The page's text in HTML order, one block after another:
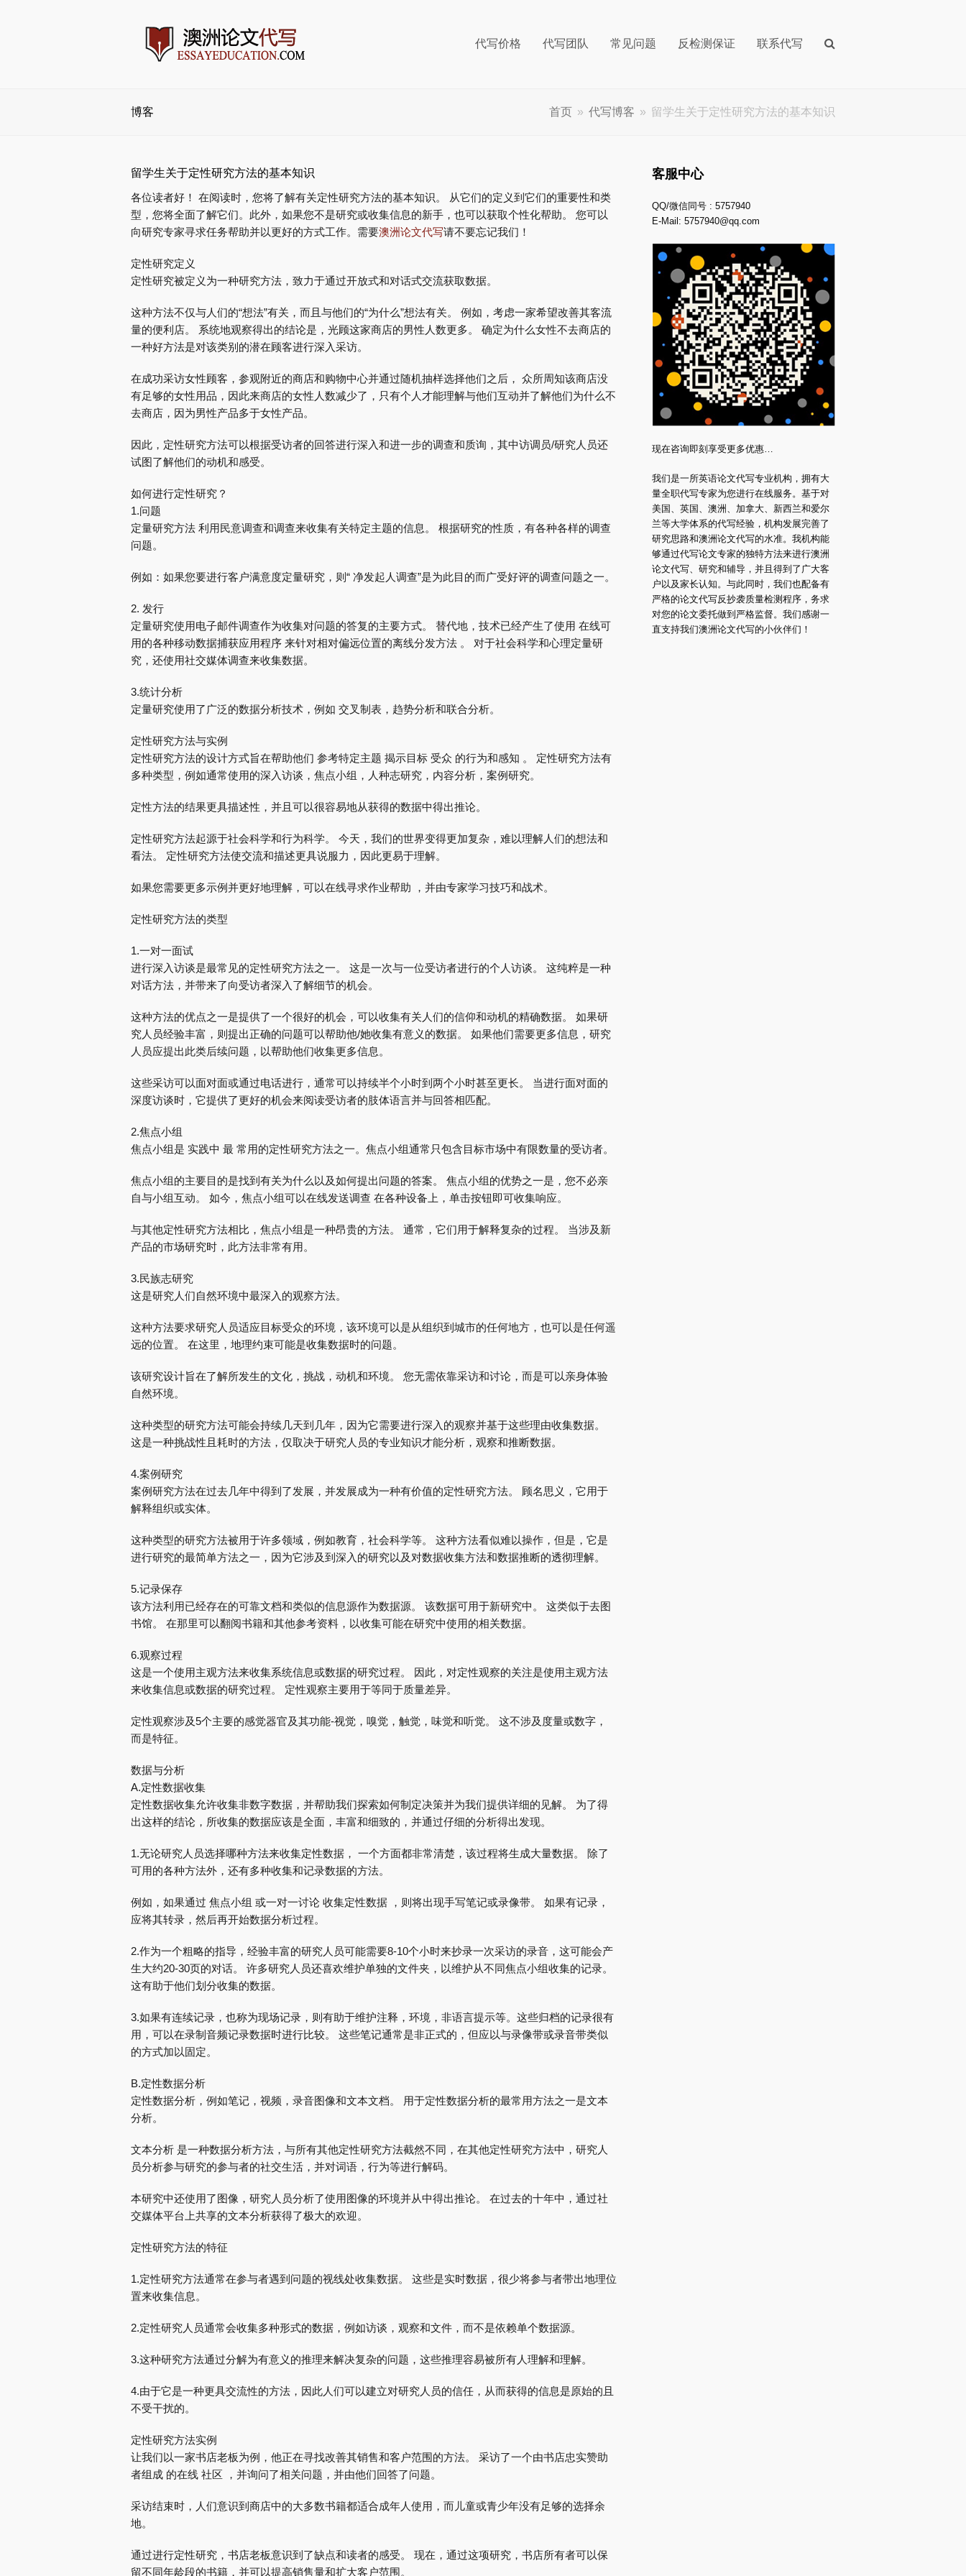
代写价格 代写团队 常见问题 反检测保证 联系代写
博客 首页 » 代写博客 » 留学生关于定性研究方法的基本知识
留学生关于定性研究方法的基本知识
各位读者好！ 在阅读时，您将了解有关定性研究方法的基本知识。 从它们的定义到它们的重要性和类
型，您将全面了解它们。此外，如果您不是研究或收集信息的新手，也可以获取个性化帮助。 您可以
向研究专家寻求任务帮助并以更好的方式工作。需要澳洲论文代写请不要忘记我们！
定性研究定义
定性研究被定义为一种研究方法，致力于通过开放式和对话式交流获取数据。
这种方法不仅与人们的“想法”有关，而且与他们的“为什么”想法有关。 例如，考虑一家希望改善其客流
量的便利店。 系统地观察得出的结论是，光顾这家商店的男性人数更多。 确定为什么女性不去商店的
一种好方法是对该类别的潜在顾客进行深入采访。
在成功采访女性顾客，参观附近的商店和购物中心并通过随机抽样选择他们之后， 众所周知该商店没
有足够的女性用品，因此来商店的女性人数减少了，只有个人才能理解与他们互动并了解他们为什么不
去商店，因为男性产品多于女性产品。
因此，定性研究方法可以根据受访者的回答进行深入和进一步的调查和质询，其中访调员/研究人员还
试图了解他们的动机和感受。
如何进行定性研究？
1.问题
定量研究方法 利用民意调查和调查来收集有关特定主题的信息。 根据研究的性质，有各种各样的调查
问题。
例如：如果您要进行客户满意度定量研究，则“ 净发起人调查”是为此目的而广受好评的调查问题之一。
2. 发行
定量研究使用电子邮件调查作为收集对问题的答复的主要方式。 替代地，技术已经产生了使用 在线可
用的各种移动数据捕获应用程序 来针对相对偏远位置的离线分发方法 。 对于社会科学和心理定量研
究，还使用社交媒体调查来收集数据。
3.统计分析
定量研究使用了广泛的数据分析技术，例如 交叉制表，趋势分析和联合分析。
定性研究方法与实例
定性研究方法的设计方式旨在帮助他们 参考特定主题 揭示目标 受众 的行为和感知 。 定性研究方法有
多种类型，例如通常使用的深入访谈，焦点小组，人种志研究，内容分析，案例研究。
定性方法的结果更具描述性，并且可以很容易地从获得的数据中得出推论。
定性研究方法起源于社会科学和行为科学。 今天，我们的世界变得更加复杂，难以理解人们的想法和
看法。 定性研究方法使交流和描述更具说服力，因此更易于理解。
如果您需要更多示例并更好地理解，可以在线寻求作业帮助 ，并由专家学习技巧和战术。
定性研究方法的类型
1.一对一面试
进行深入访谈是最常见的定性研究方法之一。 这是一次与一位受访者进行的个人访谈。 这纯粹是一种
对话方法，并带来了向受访者深入了解细节的机会。
这种方法的优点之一是提供了一个很好的机会，可以收集有关人们的信仰和动机的精确数据。 如果研
究人员经验丰富，则提出正确的问题可以帮助他/她收集有意义的数据。 如果他们需要更多信息，研究
人员应提出此类后续问题，以帮助他们收集更多信息。
这些采访可以面对面或通过电话进行，通常可以持续半个小时到两个小时甚至更长。 当进行面对面的
深度访谈时，它提供了更好的机会来阅读受访者的肢体语言并与回答相匹配。
2.焦点小组
焦点小组是 实践中 最 常用的定性研究方法之一。焦点小组通常只包含目标市场中有限数量的受访者。
焦点小组的主要目的是找到有关为什么以及如何提出问题的答案。 焦点小组的优势之一是，您不必亲
自与小组互动。 如今，焦点小组可以在线发送调查 在各种设备上，单击按钮即可收集响应。
与其他定性研究方法相比，焦点小组是一种昂贵的方法。 通常，它们用于解释复杂的过程。 当涉及新
产品的市场研究时，此方法非常有用。
3.民族志研究
这是研究人们自然环境中最深入的观察方法。
这种方法要求研究人员适应目标受众的环境，该环境可以是从组织到城市的任何地方，也可以是任何遥
远的位置。 在这里，地理约束可能是收集数据时的问题。
该研究设计旨在了解所发生的文化，挑战，动机和环境。 您无需依靠采访和讨论，而是可以亲身体验
自然环境。
这种类型的研究方法可能会持续几天到几年，因为它需要进行深入的观察并基于这些理由收集数据。
这是一种挑战性且耗时的方法，仅取决于研究人员的专业知识才能分析，观察和推断数据。
4.案例研究
案例研究方法在过去几年中得到了发展，并发展成为一种有价值的定性研究方法。 顾名思义，它用于
解释组织或实体。
这种类型的研究方法被用于许多领域，例如教育，社会科学等。 这种方法看似难以操作，但是，它是
进行研究的最简单方法之一，因为它涉及到深入的研究以及对数据收集方法和数据推断的透彻理解。
5.记录保存
该方法利用已经存在的可靠文档和类似的信息源作为数据源。 该数据可用于新研究中。 这类似于去图
书馆。 在那里可以翻阅书籍和其他参考资料，以收集可能在研究中使用的相关数据。
6.观察过程
这是一个使用主观方法来收集系统信息或数据的研究过程。 因此，对定性观察的关注是使用主观方法
来收集信息或数据的研究过程。 定性观察主要用于等同于质量差异。
定性观察涉及5个主要的感觉器官及其功能-视觉，嗅觉，触觉，味觉和听觉。 这不涉及度量或数字，
而是特征。
数据与分析
A.定性数据收集
定性数据收集允许收集非数字数据，并帮助我们探索如何制定决策并为我们提供详细的见解。 为了得
出这样的结论，所收集的数据应该是全面，丰富和细致的，并通过仔细的分析得出发现。
1.无论研究人员选择哪种方法来收集定性数据， 一个方面都非常清楚，该过程将生成大量数据。 除了
可用的各种方法外，还有多种收集和记录数据的方法。
例如，如果通过 焦点小组 或一对一讨论 收集定性数据 ，则将出现手写笔记或录像带。 如果有记录，
应将其转录，然后再开始数据分析过程。
2.作为一个粗略的指导，经验丰富的研究人员可能需要8-10个小时来抄录一次采访的录音，这可能会产
生大约20-30页的对话。 许多研究人员还喜欢维护单独的文件夹，以维护从不同焦点小组收集的记录。
这有助于他们划分收集的数据。
3.如果有连续记录，也称为现场记录，则有助于维护注释，环境，非语言提示等。这些归档的记录很有
用，可以在录制音频记录数据时进行比较。 这些笔记通常是非正式的，但应以与录像带或录音带类似
的方式加以固定。
B.定性数据分析
定性数据分析，例如笔记，视频，录音图像和文本文档。 用于定性数据分析的最常用方法之一是文本
分析。
文本分析 是一种数据分析方法，与所有其他定性研究方法截然不同，在其他定性研究方法中，研究人
员分析参与研究的参与者的社交生活，并对词语，行为等进行解码。
本研究中还使用了图像，研究人员分析了使用图像的环境并从中得出推论。 在过去的十年中，通过社
交媒体平台上共享的文本分析获得了极大的欢迎。
定性研究方法的特征
1.定性研究方法通常在参与者遇到问题的视线处收集数据。 这些是实时数据，很少将参与者带出地理位
置来收集信息。
2.定性研究人员通常会收集多种形式的数据，例如访谈，观察和文件，而不是依赖单个数据源。
3.这种研究方法通过分解为有意义的推理来解决复杂的问题，这些推理容易被所有人理解和理解。
4.由于它是一种更具交流性的方法，因此人们可以建立对研究人员的信任，从而获得的信息是原始的且
不受干扰的。
定性研究方法实例
让我们以一家书店老板为例，他正在寻找改善其销售和客户范围的方法。 采访了一个由书店忠实赞助
者组成 的在线 社区 ，并询问了相关问题，并由他们回答了问题。
采访结束时，人们意识到商店中的大多数书籍都适合成年人使用，而儿童或青少年没有足够的选择余
地。
通过进行定性研究，书店老板意识到了缺点和读者的感受。 现在，通过这项研究，书店所有者可以保
留不同年龄段的书籍，并可以提高销售量和扩大客户范围。
客服中心
QQ/微信同号 : 5757940
E-Mail:5757940@qq.com
现在咨询即刻享受更多优惠…
我们是一所英语论文代写专业机构，拥有大
量全职代写专家为您进行在线服务。基于对
美国、英国、澳洲、加拿大、新西兰和爱尔
兰等大学体系的代写经验，机构发展完善了
研究思路和澳洲论文代写的水准。我机构能
够通过代写论文专家的独特方法来进行澳洲
论文代写、研究和辅导，并且得到了广大客
户以及家长认知。与此同时，我们也配备有
严格的论文代写反抄袭质量检测程序，务求
对您的论文委托做到严格监督。我们感谢一
直支持我们澳洲论文代写的小伙伴们！